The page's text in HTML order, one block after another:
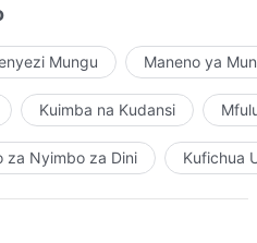
Mungu Maneno ya
Kuimba na Kudansi
za Nyimbo za Dini Kufichua